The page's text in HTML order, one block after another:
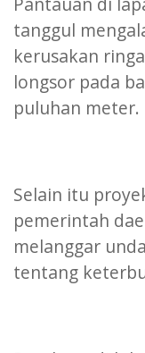
tanggul
kerusakan
longsor pada
puluhan meter.
Selain itu
pemerintah
melanggar
tentang